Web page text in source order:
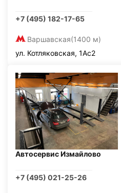
+7 (495) 182-17-65
Варшавская(1400 м)
ул. Котляковская, 1Ас2
Автосервис Измайлово
+7 (495) 021-25-26